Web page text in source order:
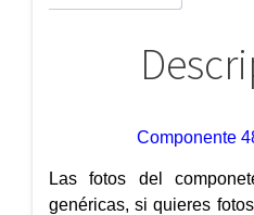
Componente
Las fotos del
genéricas, si quieres